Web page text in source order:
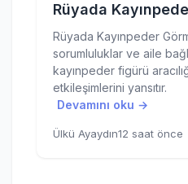
Rüyada
Rüyada Kayınpeder
sorumluluklar ve aile
kayınpeder figürü
etkileşimlerini yansıtır.
Devamını oku →
Ülkü Ayaydın12 saat önce